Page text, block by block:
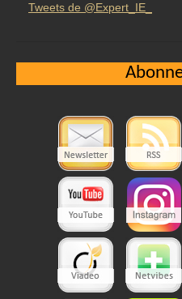
Tweets de @Expert_IE_